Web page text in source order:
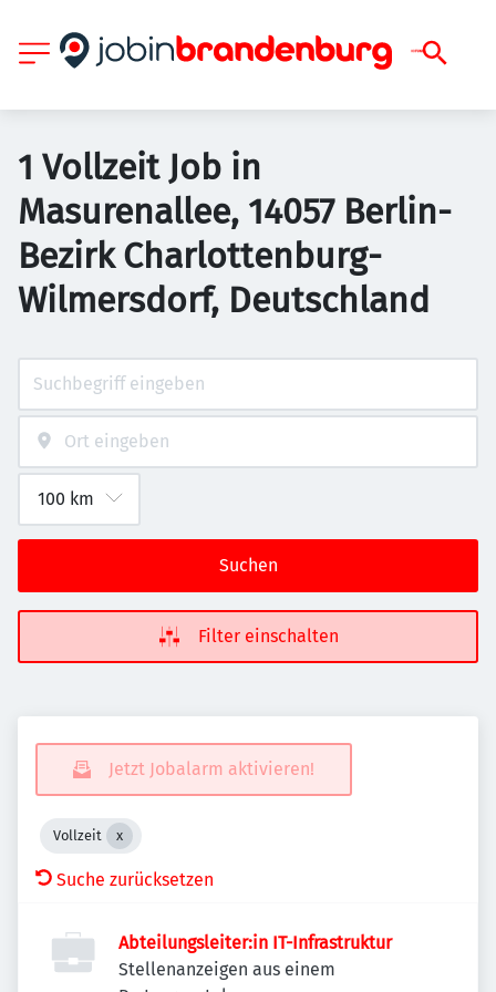
1 Vollzeit Job in
Masurenallee, 14057 Berlin-
Bezirk Charlottenburg-
Wilmersdorf, Deutschland
Suchen
Filter einschalten
Jetzt Jobalarm aktivieren!
Vollzeit
Suche zurücksetzen
Abteilungsleiter:in IT-Infrastruktur
Stellenanzeigen aus einem